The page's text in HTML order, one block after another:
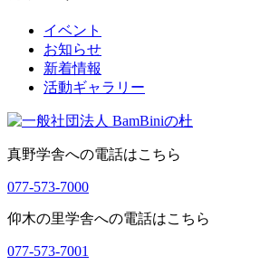
シ
ョ
イベント
お知らせ
新着情報
活動ギャラリー
真野学舎への電話はこちら
077-573-7000
仰木の里学舎への電話はこちら
077-573-7001